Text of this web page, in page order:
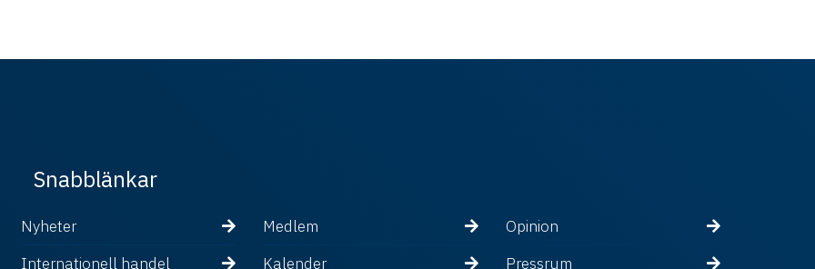
Snabblänkar
Nyheter Medlem
Opinion
Internationell handel
Kalender
Pressrum